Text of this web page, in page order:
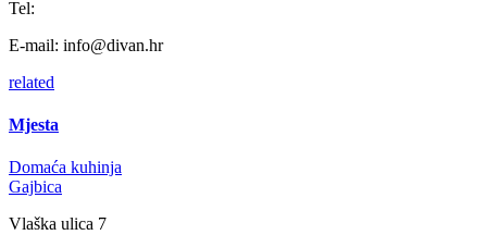
Tel:
E-mail: info@divan.hr
related
Mjesta
Domaća kuhinja
Gajbica
Vlaška ulica 7